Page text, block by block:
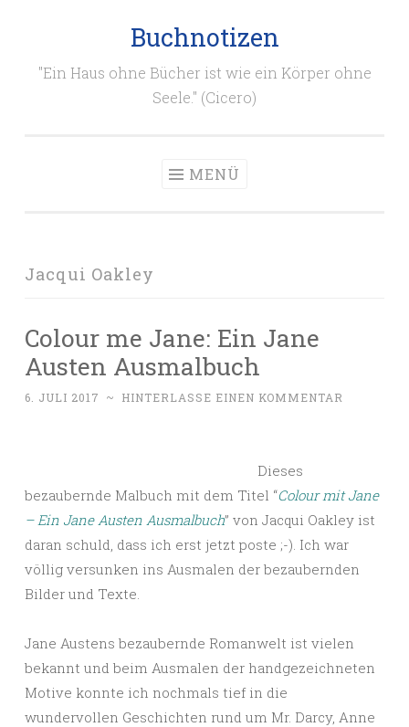
Buchnotizen
"Ein Haus ohne Bücher ist wie ein Körper ohne
Seele." (Cicero)
MENÜ
Jacqui Oakley
Colour me Jane: Ein Jane
Austen Ausmalbuch
6. JULI 2017 ~ HINTERLASSE EINEN KOMMENTAR
Dieses
bezaubernde Malbuch mit dem Titel “Colour mit Jane
– Ein Jane Austen Ausmalbuch” von Jacqui Oakley ist
daran schuld, dass ich erst jetzt poste ;-). Ich war
völlig versunken ins Ausmalen der bezaubernden
Bilder und Texte.
Jane Austens bezaubernde Romanwelt ist vielen
bekannt und beim Ausmalen der handgezeichneten
Motive konnte ich nochmals tief in die
wundervollen Geschichten rund um Mr. Darcy, Anne